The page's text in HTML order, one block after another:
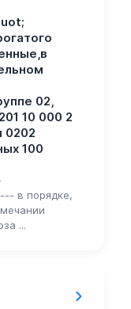
02,
10 000 2
0202
100
в порядке,
...